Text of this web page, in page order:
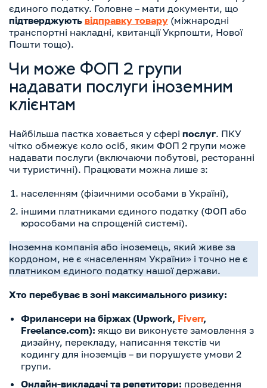
єдиного податку. Головне – мати документи, що
підтверджують відправку товару (міжнародні
транспортні накладні, квитанції Укрпошти, Нової
Пошти тощо).
Чи може ФОП 2 групи
надавати послуги іноземним
клієнтам
Найбільша пастка ховається у сфері послуг. ПКУ
чітко обмежує коло осіб, яким ФОП 2 групи може
надавати послуги (включаючи побутові, ресторанні
чи туристичні). Працювати можна лише з:
населенням (фізичними особами в Україні),
іншими платниками єдиного податку (ФОП або
юрособами на спрощеній системі).
Іноземна компанія або іноземець, який живе за
кордоном, не є «населенням України» і точно не є
платником єдиного податку нашої держави.
Хто перебуває в зоні максимального ризику:
Фрилансери на біржах (Upwork, Fiverr,
Freelance.com): якщо ви виконуєте замовлення з
дизайну, перекладу, написання текстів чи
кодингу для іноземців – ви порушуєте умови 2
групи.
Онлайн-викладачі та репетитори: проведення